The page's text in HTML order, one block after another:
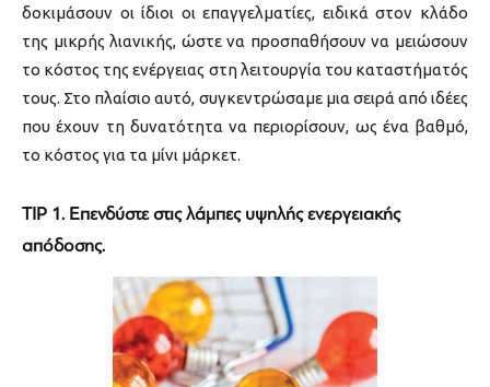
δοκιμάσουν οι ίδιοι οι επαγγελματίες, ειδικά στον κλάδο
της μικρής λιανικής, ώστε να προσπαθήσουν να μειώσουν
το κόστος της ενέργειας στη λειτουργία του καταστήματός
τους. Στο πλαίσιο αυτό, συγκεντρώσαμε μια σειρά από ιδέες
που έχουν τη δυνατότητα να περιορίσουν, ως ένα βαθμό,
το κόστος για τα μίνι μάρκετ.
TIP 1. Επενδύστε στις λάμπες υψηλής ενεργειακής
απόδοσης.